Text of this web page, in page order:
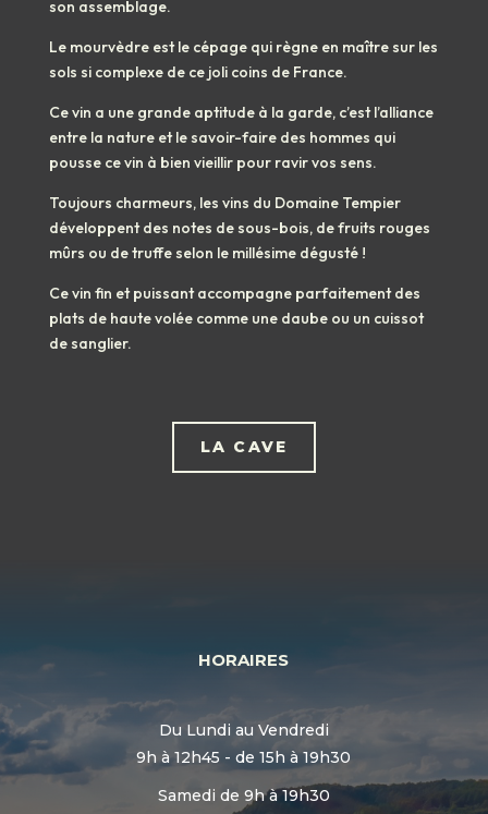
son assemblage.
Le mourvèdre est le cépage qui règne en maître sur les
sols si complexe de ce joli coins de France.
Ce vin a une grande aptitude à la garde, c’est l’alliance
entre la nature et le savoir-faire des hommes qui
pousse ce vin à bien vieillir pour ravir vos sens.
Toujours charmeurs, les vins du Domaine Tempier
développent des notes de sous-bois, de fruits rouges
mûrs ou de truffe selon le millésime dégusté !
Ce vin fin et puissant accompagne parfaitement des
plats de haute volée comme une daube ou un cuissot
de sanglier.
LA CAVE
HORAIRES
Du Lundi au Vendredi
9h à 12h45 - de 15h à 19h30
Samedi de 9h à 19h30